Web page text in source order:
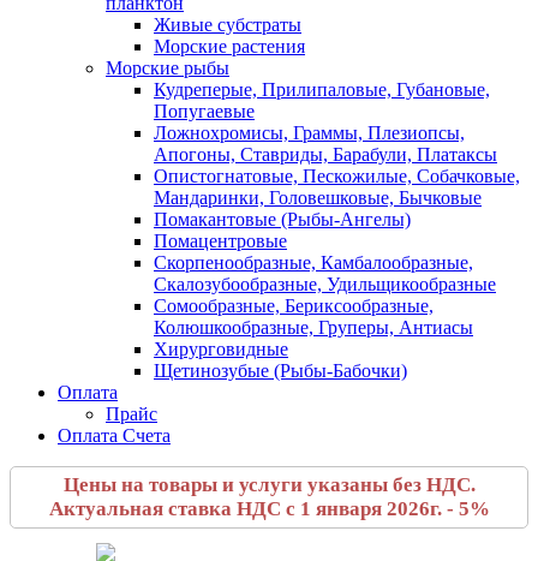
Живые субстраты
Морские растения
Морские рыбы
Кудреперые, Прилипаловые, Губановые,
Попугаевые
Ложнохромисы, Граммы, Плезиопсы,
Апогоны, Ставриды, Барабули, Платаксы
Опистогнатовые, Пескожилые, Собачковые,
Мандаринки, Головешковые, Бычковые
Помакантовые (Рыбы-Ангелы)
Помацентровые
Скорпенообразные, Камбалообразные,
Скалозубообразные, Удильщикообразные
Сомообразные, Бериксообразные,
Колюшкообразные, Груперы, Антиасы
Хирурговидные
Щетинозубые (Рыбы-Бабочки)
Оплата
Прайс
Оплата Счета
Цены на товары и услуги указаны без НДС.
Актуальная ставка НДС с 1 января 2026г. - 5%